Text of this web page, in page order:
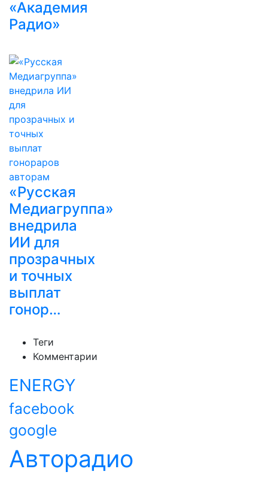
«Академия
Радио»
«Русская
Медиагруппа»
внедрила
ИИ для
прозрачных
и точных
выплат
гонор…
Теги
Комментарии
ENERGY
facebook
google
Авторадио